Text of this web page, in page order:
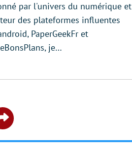
par l'univers du numérique et
des plateformes influentes
PaperGeekFr et
je…
Share